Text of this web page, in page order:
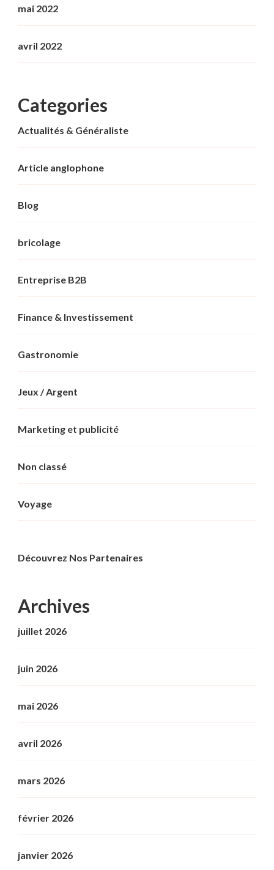
mai 2022
avril 2022
Categories
Actualités & Généraliste
Article anglophone
Blog
bricolage
Entreprise B2B
Finance & Investissement
Gastronomie
Jeux / Argent
Marketing et publicité
Non classé
Voyage
Découvrez Nos Partenaires
Archives
juillet 2026
juin 2026
mai 2026
avril 2026
mars 2026
février 2026
janvier 2026